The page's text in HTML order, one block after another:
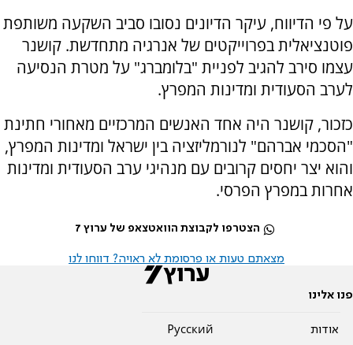
על פי הדיווח, עיקר הדיונים נסובו סביב השקעה משותפת
פוטנציאלית בפרוייקטים של אנרגיה מתחדשת. קושנר
עצמו סירב להגיב לפניית "בלומברג" על מטרת הנסיעה
לערב הסעודית ומדינות המפרץ.
כזכור, קושנר היה אחד האנשים המרכזיים מאחורי חתינת
"הסכמי אברהם" לנורמליזציה בין ישראל ומדינות המפרץ,
והוא יצר יחסים קרובים עם מנהיגי ערב הסעודית ומדינות
אחרות במפרץ הפרסי.
הצטרפו לקבוצת הוואטצאפ של ערוץ 7
מצאתם טעות או פרסומת לא ראויה? דווחו לנו
פנו אלינו
אודות
Pусский